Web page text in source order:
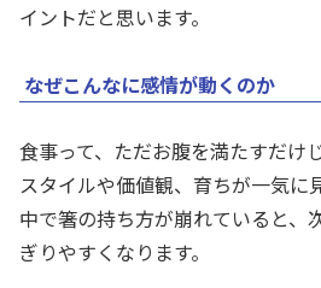
イントだと思います。
なぜこんなに感情が動くのか
食事って、ただお腹を満たすだけ
スタイルや価値観、育ちが一気に
中で箸の持ち方が崩れていると、
ぎりやすくなります。